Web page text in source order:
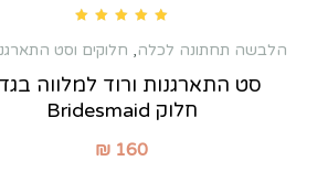
הלבשה תחתונה לכלה, חלוקים וסט
סט התארגנות ורוד למלווה
חלוק Bridesmaid
₪ 160